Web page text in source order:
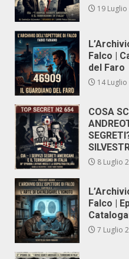
19
Falco |
del Faro
14
COSA
8 Luglio
Falco |
7 Luglio